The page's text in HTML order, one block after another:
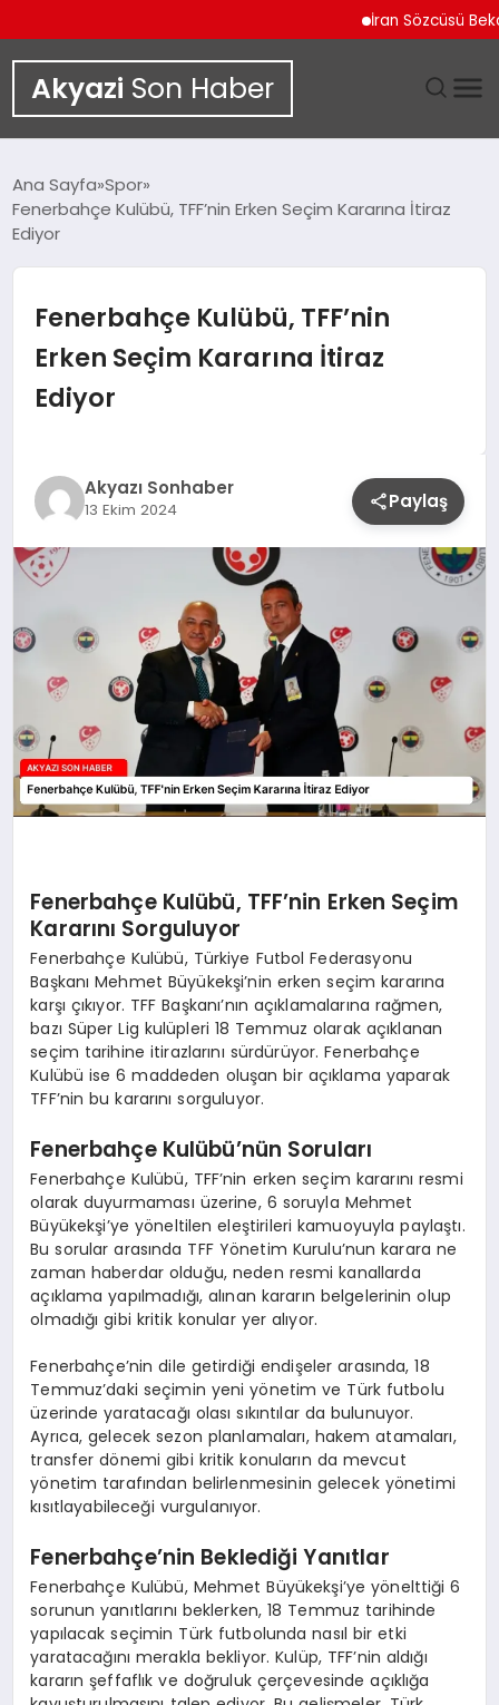
İran Sözcüsü Bekayi
Akyazi Son Haber
SIYASET
SPOR
YAŞAM
Ana Sayfa Spor
Fenerbahçe Kulübü, TFF’nin Erken Seçim Kararına İtiraz
Ediyor
Fenerbahçe Kulübü, TFF’nin
Erken Seçim Kararına İtiraz
Ediyor
Akyazı Sonhaber
13 Ekim 2024 Paylaş
Fenerbahçe Kulübü, TFF’nin Erken Seçim
Kararını Sorguluyor
Fenerbahçe Kulübü, Türkiye Futbol Federasyonu
Başkanı Mehmet Büyükekşi’nin erken seçim kararına
karşı çıkıyor. TFF Başkanı’nın açıklamalarına rağmen,
bazı Süper Lig kulüpleri 18 Temmuz olarak açıklanan
seçim tarihine itirazlarını sürdürüyor. Fenerbahçe
Kulübü ise 6 maddeden oluşan bir açıklama yaparak
TFF’nin bu kararını sorguluyor.
Fenerbahçe Kulübü’nün Soruları
Fenerbahçe Kulübü, TFF’nin erken seçim kararını resmi
olarak duyurmaması üzerine, 6 soruyla Mehmet
Büyükekşi’ye yöneltilen eleştirileri kamuoyuyla paylaştı.
Bu sorular arasında TFF Yönetim Kurulu’nun karara ne
zaman haberdar olduğu, neden resmi kanallarda
açıklama yapılmadığı, alınan kararın belgelerinin olup
olmadığı gibi kritik konular yer alıyor.
Fenerbahçe’nin dile getirdiği endişeler arasında, 18
Temmuz’daki seçimin yeni yönetim ve Türk futbolu
üzerinde yaratacağı olası sıkıntılar da bulunuyor.
Ayrıca, gelecek sezon planlamaları, hakem atamaları,
transfer dönemi gibi kritik konuların da mevcut
yönetim tarafından belirlenmesinin gelecek yönetimi
kısıtlayabileceği vurgulanıyor.
Fenerbahçe’nin Beklediği Yanıtlar
Fenerbahçe Kulübü, Mehmet Büyükekşi’ye yönelttiği 6
sorunun yanıtlarını beklerken, 18 Temmuz tarihinde
yapılacak seçimin Türk futbolunda nasıl bir etki
yaratacağını merakla bekliyor. Kulüp, TFF’nin aldığı
kararın şeffaflık ve doğruluk çerçevesinde açıklığa